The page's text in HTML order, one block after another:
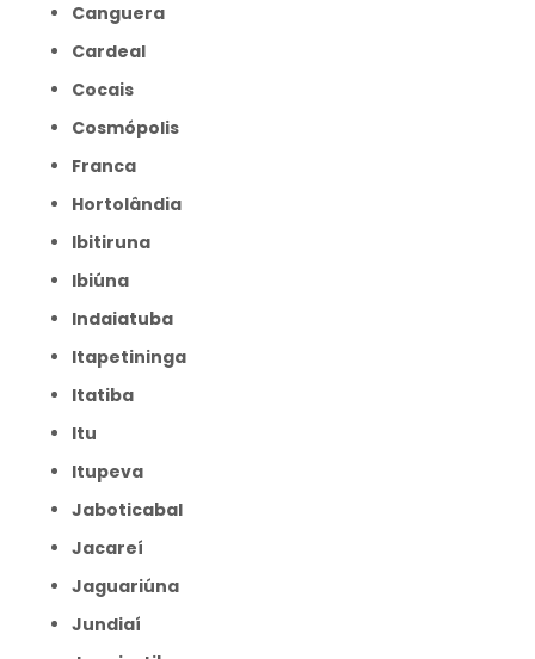
Canguera
Cardeal
Cocais
Cosmópolis
Franca
Hortolândia
Ibitiruna
Ibiúna
Indaiatuba
Itapetininga
Itatiba
Itu
Itupeva
Jaboticabal
Jacareí
Jaguariúna
Jundiaí